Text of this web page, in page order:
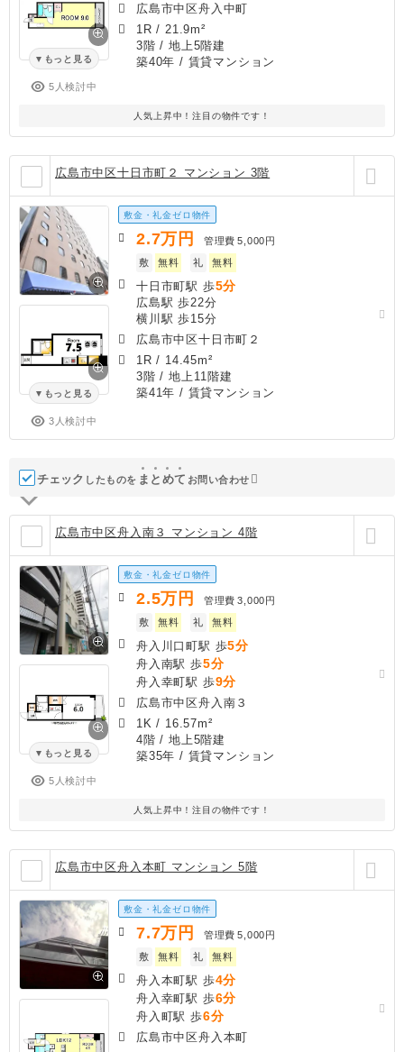
もっと見る
5人検討中
広島市中区舟入中町
1R / 21.9m²
3階 / 地上5階建
築40年 / 賃貸マンション
人気上昇中！注目の物件です！
広島市中区十日市町２ マンション 3階
もっと見る
3人検討中
敷金・礼金ゼロ物件
2.7万円 管理費 5,000円
敷
無料 礼 無料
十日市町駅 歩5分
広島駅 歩22分
横川駅 歩15分
広島市中区十日市町２
1R / 14.45m²
3階 / 地上11階建
築41年 / 賃貸マンション
チェック したものを ま と めて お問い合わせ
広島市中区舟入南３ マンション 4階
もっと見る
5人検討中
敷金・礼金ゼロ物件
2.5万円 管理費 3,000円
敷
無料 礼 無料
舟入川口町駅 歩5分
舟入南駅 歩5分
舟入幸町駅 歩9分
広島市中区舟入南３
1K / 16.57m²
4階 / 地上5階建
築35年 / 賃貸マンション
人気上昇中！注目の物件です！
広島市中区舟入本町 マンション 5階
敷金・礼金ゼロ物件
7.7万円 管理費 5,000円
敷
無料 礼 無料
舟入本町駅 歩4分
舟入幸町駅 歩6分
舟入町駅 歩6分
広島市中区舟入本町